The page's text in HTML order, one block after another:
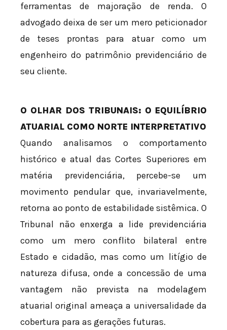
ferramentas de majoração de renda. O
advogado deixa de ser um mero peticionador
de teses prontas para atuar como um
engenheiro do patrimônio previdenciário de
seu cliente.
O OLHAR DOS TRIBUNAIS: O EQUILÍBRIO
ATUARIAL COMO NORTE INTERPRETATIVO
Quando analisamos o comportamento
histórico e atual das Cortes Superiores em
matéria previdenciária, percebe-se um
movimento pendular que, invariavelmente,
retorna ao ponto de estabilidade sistêmica. O
Tribunal não enxerga a lide previdenciária
como um mero conflito bilateral entre
Estado e cidadão, mas como um litígio de
natureza difusa, onde a concessão de uma
vantagem não prevista na modelagem
atuarial original ameaça a universalidade da
cobertura para as gerações futuras.